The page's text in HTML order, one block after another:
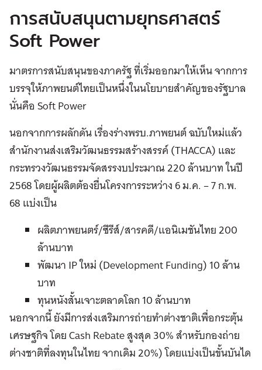
การสนับสนุนตามยุทธศาสตร์
Soft Power
มาตรการสนับสนุนของภาครัฐ ที่เริ่มออกมาให้เห็น จากการ
บรรจุให้ภาพยนต์ไทยเป็นหนึ่งในนโยบายสำคัญของรัฐบาล
นั่นคือ Soft Power
นอกจากการผลักดัน เรื่องร่างพรบ.ภาพยนต์ ฉบับใหม่แล้ว
สำนักงานส่งเสริมวัฒนธรรมสร้างสรรค์ (THACCA) และ
กระทรวงวัฒนธรรมจัดสรรงบประมาณ 220 ล้านบาท ในปี
2568 โดยผู้ผลิตต้องยื่นโครงการระหว่าง 6 ม.ค. – 7 ก.พ.
68 แบ่งเป็น
ผลิตภาพยนตร์/ซีรีส์/สารคดี/แอนิเมชันไทย 200
ล้านบาท
พัฒนา IP ใหม่ (Development Funding) 10 ล้าน
บาท
ทุนหนังสั้นเจาะตลาดโลก 10 ล้านบาท
นอกจากนี้ ยังมีการส่งเสริมการถ่ายทำต่างชาติเพื่อกระตุ้น
เศรษฐกิจ โดย Cash Rebate สูงสุด 30% สำหรับกองถ่าย
ต่างชาติที่ลงทุนในไทย จากเดิม 20%) โดยแบ่งเป็นขั้นบันได